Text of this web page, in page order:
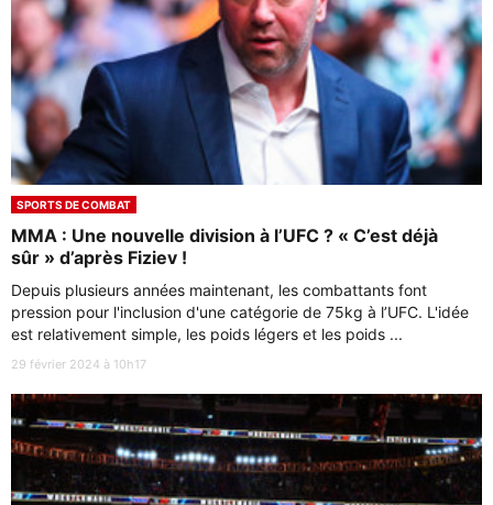
SPORTS DE COMBAT
MMA : Une nouvelle division à l’UFC ? « C’est déjà
sûr » d’après Fiziev !
Depuis plusieurs années maintenant, les combattants font
pression pour l'inclusion d'une catégorie de 75kg à l’UFC. L'idée
est relativement simple, les poids légers et les poids ...
29 février 2024 à 10h17